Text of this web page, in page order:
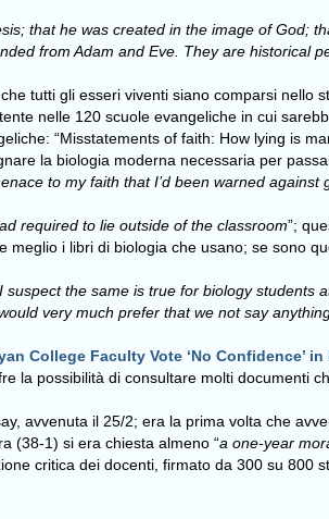
that he was created in the image of God;
from Adam and Eve. They are historical
tutti gli esseri viventi siano comparsi nello
nelle 120 scuole evangeliche in cui
“Misstatements of faith: How lying is
la biologia moderna necessaria per
to my faith that I’d been warned against
required to lie outside of the classroom”;
i libri di biologia che usano; se sono
the same is true for biology students
very much prefer that we not say
College Faculty Vote ‘No Confidence’
la possibilità di consultare molti documenti
avvenuta il 25/2; era la prima volta che
(38-1) si era chiesta almeno “a one-year
critica dei docenti, firmato da 300 su 800